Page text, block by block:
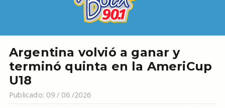
Argentina volvió a ganar y
terminó quinta en la AmeriCup
U18
Publicado: 09 / 06 /2026